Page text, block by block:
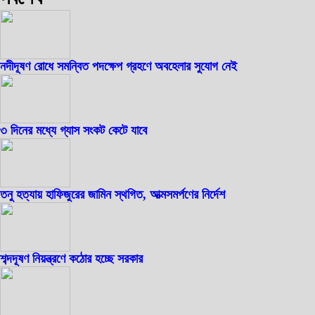
নদীদূষণ রোধে সমন্বিত পদক্ষেপ গ্রহণে অবহেলার সুযোগ নেই
৩ দিনের মধ্যে গ্যাস সংকট কেটে যাবে
তনু হত্যায় হাফিজুরের জামিন স্থগিত, আত্মসমর্পণের নির্দেশ
শব্দদূষণ নিয়ন্ত্রণে কঠোর হচ্ছে সরকার